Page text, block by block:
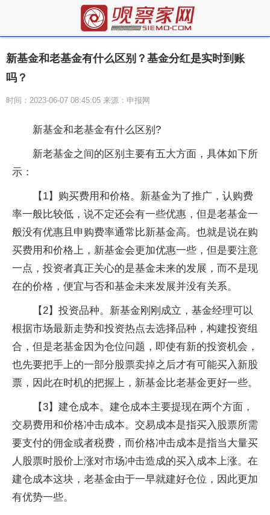
新基金和老基金有什么区别？基金分红是实时到账
吗？
时间：2023-06-07 08:45:05 来源：申报网
新基金和老基金有什么区别?
新老基金之间的区别主要有五大方面，具体如下所
示：
【1】购买费用和价格。新基金为了推广，认购费
率一般比较低，说不定还会有一些优惠，但是老基金一
般没有优惠且申购费率通常比新基金高。也就是说在购
买费用和价格上，新基金会更加优惠一些，但是要注意
一点，投资者真正关心的是基金未来的发展，而不是现
在的价格，便宜与否和基金未来发展并没有关系。
【2】投资品种。新基金刚刚成立，基金经理可以
根据市场最新走势和投资热点去选择品种，构建投资组
合，但是老基金因为仓位问题，即使有新的投资机会，
也先要把手上的一部分股票卖掉之后才有可能买入新股
票，因此在时机的把握上，新基金比老基金更好一些。
【3】建仓成本。建仓成本主要提现在两个方面，
交易费用和价格冲击成本。交易成本是指买入股票所需
要支付的佣金或者税费，而价格冲击成本是指当大量买
人股票时股价上涨对市场冲击造成的买入成本上涨。在
建仓成本这块，老基金由于一早就建好仓位，因此更加
有优势一些。